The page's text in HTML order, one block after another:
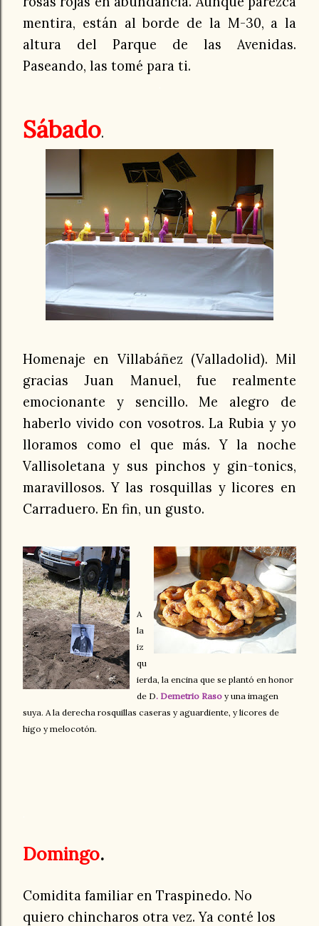
mentira, están al borde de la M-30, a la
altura del Parque de las Avenidas.
Paseando, las tomé para ti.
Sábado.
Homenaje en Villabáñez (Valladolid). Mil
gracias Juan Manuel, fue realmente
emocionante y sencillo. Me alegro de
haberlo vivido con vosotros. La Rubia y yo
lloramos como el que más. Y la noche
Vallisoletana y sus pinchos y gin-tonics,
maravillosos. Y las rosquillas y licores en
Carraduero. En fin, un gusto.
A
la
iz
qu
ierda, la encina que se plantó en honor
de D. Demetrio Raso y una imagen
suya. A la derecha rosquillas caseras y aguardiente, y licores de
higo y melocotón.
Domingo.
Comidita familiar en Traspinedo. No
quiero chincharos otra vez. Ya conté los